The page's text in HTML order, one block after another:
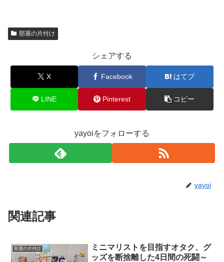
部屋の片付け
シェアする
X Facebook はてブ
LINE Pinterest コピー
yayoiをフォローする
yayoi
関連記事
部屋の片付け
ミニマリストを目指すオタク、グ
ッズを断捨離した4日間の死闘～